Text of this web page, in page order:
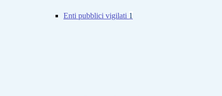
Enti pubblici vigilati 1